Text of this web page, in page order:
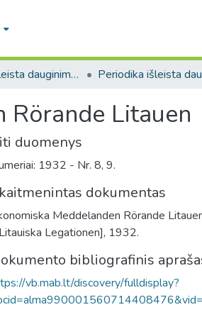
Periodika, išleista dauginimo aparatais / Periodicals published by duplicating machines
Rörande Litauen
duomenys
1932 - Nr. 8, 9.
dokumentas
Meddelanden Rörande
Legationen], 1932.
bibliografinis
vb.mab.lt/discovery/fulldisplay?